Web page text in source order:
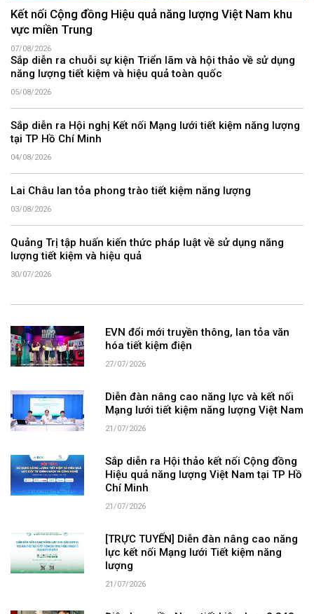
Kết nối Cộng đồng Hiệu quả năng lượng Việt Nam khu
vực miền Trung
07/08/2026
Sắp diễn ra chuỗi sự kiện Triển lãm và hội thảo về sử dụng
năng lượng tiết kiệm và hiệu quả toàn quốc
05/08/2026
Sắp diễn ra Hội nghị Kết nối Mạng lưới tiết kiệm năng lượng
tại TP Hồ Chí Minh
04/08/2026
Lai Châu lan tỏa phong trào tiết kiệm năng lượng
03/08/2026
Quảng Trị tập huấn kiến thức pháp luật về sử dụng năng
lượng tiết kiệm và hiệu quả
30/07/2026
EVN đổi mới truyền thông, lan tỏa văn
hóa tiết kiệm điện
27/07/2026
Diễn đàn nâng cao năng lực và kết nối
Mạng lưới tiết kiệm năng lượng Việt Nam
21/07/2026
Sắp diễn ra Hội thảo kết nối Cộng đồng
Hiệu quả năng lượng Việt Nam tại TP Hồ
Chí Minh
21/07/2026
[TRỰC TUYẾN] Diễn đàn nâng cao năng
lực kết nối Mạng lưới Tiết kiệm năng
lượng
21/07/2026